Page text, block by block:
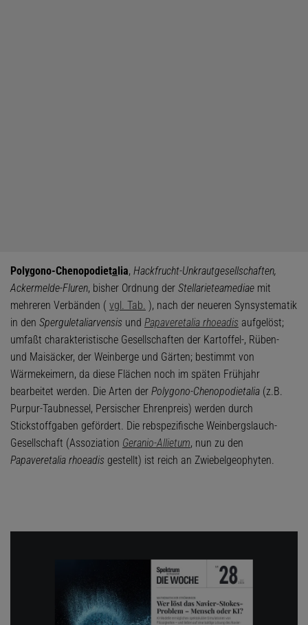
Polygono-Chenopodietalia, Hackfrucht-Unkrautgesellschaften,
Ackermelde-Fluren, bisher Ordnung der Stellarieteamediae mit
mehreren Verbänden ( vgl. Tab. ), nach der neueren Synsystematik
in den Sperguletaliarvensis und Papaveretalia rhoeadis aufgelöst;
umfaßt charakteristische Gesellschaften der Kartoffel-, Rüben-
und Maisäcker, der Weinberge und Gärten; bestimmt von
Wärmekeimern, da diese Flächen noch im späten Frühjahr
bearbeitet werden. Die Arten der Polygono-Chenopodietalia (z.B.
Purpur-Taubnessel, Persischer Ehrenpreis) werden durch
Stickstoffgaben gefördert. Die rebspezifische Weinbergslauch-
Gesellschaft (Assoziation Geranio-Allietum, nun zu den
Papaveretalia rhoeadis gestellt) ist reich an Zwiebelgeophyten.